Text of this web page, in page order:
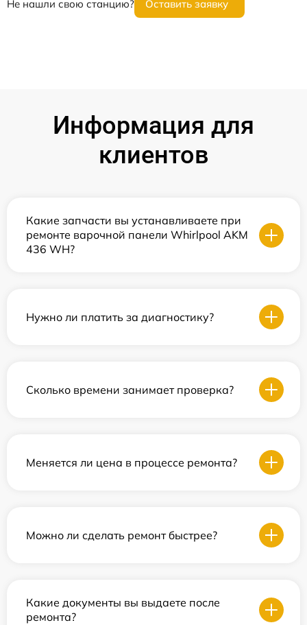
Не нашли свою станцию? Оставить заявку
Информация для
клиентов
Какие запчасти вы устанавливаете при
ремонте варочной панели Whirlpool AKM
436 WH?
Нужно ли платить за диагностику?
Сколько времени занимает проверка?
Меняется ли цена в процессе ремонта?
Можно ли сделать ремонт быстрее?
Какие документы вы выдаете после
ремонта?